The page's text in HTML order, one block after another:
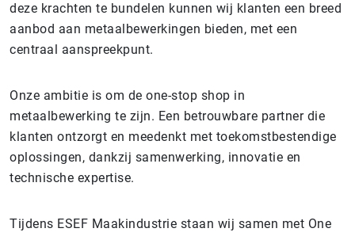
deze krachten te bundelen kunnen wij klanten een breed
aanbod aan metaalbewerkingen bieden, met een
centraal aanspreekpunt.
Onze ambitie is om de one-stop shop in
metaalbewerking te zijn. Een betrouwbare partner die
klanten ontzorgt en meedenkt met toekomstbestendige
oplossingen, dankzij samenwerking, innovatie en
technische expertise.
Tijdens ESEF Maakindustrie staan wij samen met One